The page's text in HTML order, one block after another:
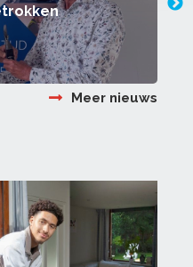
Meer nieuws